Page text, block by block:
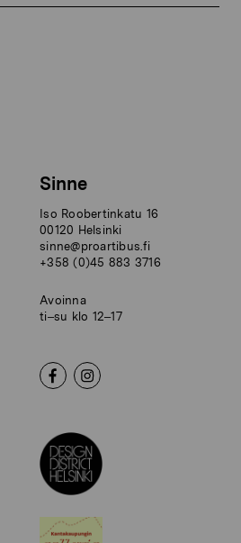
Sinne
Iso Roobertinkatu 16
00120 Helsinki
sinne@proartibus.fi
+358 (0)45 883 3716
Avoinna
ti–su klo 12–17